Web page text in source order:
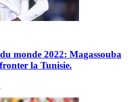
monde 2022: Magassouba
la Tunisie.